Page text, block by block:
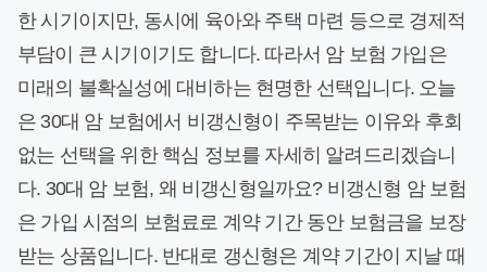
한 시기이지만, 동시에 육아와 주택 마련 등으로 경제적
부담이 큰 시기이기도 합니다. 따라서 암 보험 가입은
미래의 불확실성에 대비하는 현명한 선택입니다. 오늘
은 30대 암 보험에서 비갱신형이 주목받는 이유와 후회
없는 선택을 위한 핵심 정보를 자세히 알려드리겠습니
다. 30대 암 보험, 왜 비갱신형일까요? 비갱신형 암 보험
은 가입 시점의 보험료로 계약 기간 동안 보험금을 보장
받는 상품입니다. 반대로 갱신형은 계약 기간이 지날 때